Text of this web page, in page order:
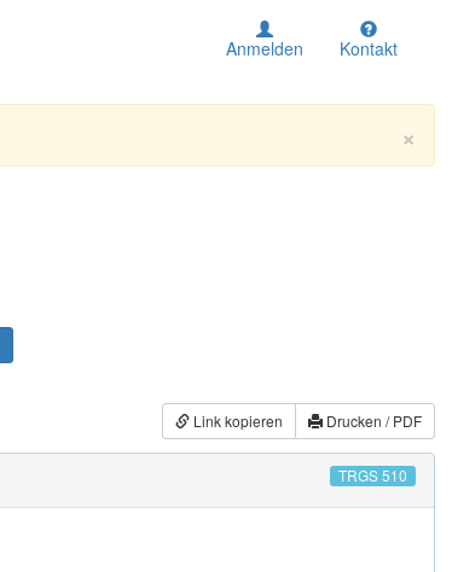
Anmelden Kontakt
×
Link kopieren Drucken / PDF
TRGS 510